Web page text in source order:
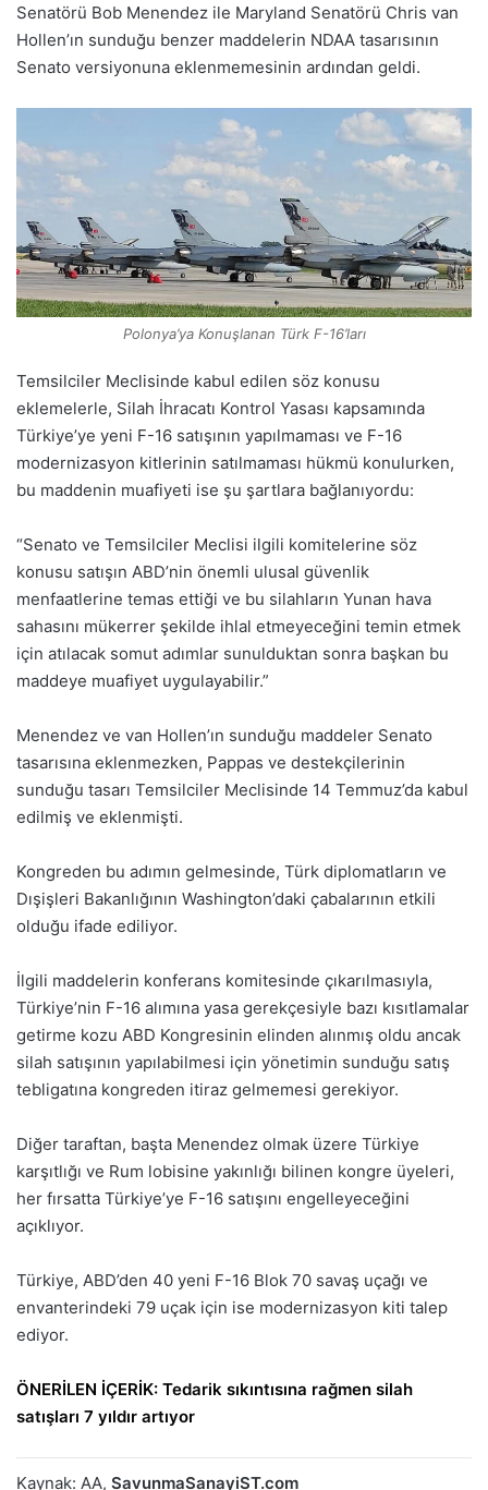
Senatörü Bob Menendez ile Maryland Senatörü Chris van
Hollen’ın sunduğu benzer maddelerin NDAA tasarısının
Senato versiyonuna eklenmemesinin ardından geldi.
Polonya’ya Konuşlanan Türk F-16’ları
Temsilciler Meclisinde kabul edilen söz konusu
eklemelerle, Silah İhracatı Kontrol Yasası kapsamında
Türkiye’ye yeni F-16 satışının yapılmaması ve F-16
modernizasyon kitlerinin satılmaması hükmü konulurken,
bu maddenin muafiyeti ise şu şartlara bağlanıyordu:
“Senato ve Temsilciler Meclisi ilgili komitelerine söz
konusu satışın ABD’nin önemli ulusal güvenlik
menfaatlerine temas ettiği ve bu silahların Yunan hava
sahasını mükerrer şekilde ihlal etmeyeceğini temin etmek
için atılacak somut adımlar sunulduktan sonra başkan bu
maddeye muafiyet uygulayabilir.”
Menendez ve van Hollen’ın sunduğu maddeler Senato
tasarısına eklenmezken, Pappas ve destekçilerinin
sunduğu tasarı Temsilciler Meclisinde 14 Temmuz’da kabul
edilmiş ve eklenmişti.
Kongreden bu adımın gelmesinde, Türk diplomatların ve
Dışişleri Bakanlığının Washington’daki çabalarının etkili
olduğu ifade ediliyor.
İlgili maddelerin konferans komitesinde çıkarılmasıyla,
Türkiye’nin F-16 alımına yasa gerekçesiyle bazı kısıtlamalar
getirme kozu ABD Kongresinin elinden alınmış oldu ancak
silah satışının yapılabilmesi için yönetimin sunduğu satış
tebligatına kongreden itiraz gelmemesi gerekiyor.
Diğer taraftan, başta Menendez olmak üzere Türkiye
karşıtlığı ve Rum lobisine yakınlığı bilinen kongre üyeleri,
her fırsatta Türkiye’ye F-16 satışını engelleyeceğini
açıklıyor.
Türkiye, ABD’den 40 yeni F-16 Blok 70 savaş uçağı ve
envanterindeki 79 uçak için ise modernizasyon kiti talep
ediyor.
ÖNERİLEN İÇERİK: Tedarik sıkıntısına rağmen silah
satışları 7 yıldır artıyor
Kaynak: AA, SavunmaSanayiST.com